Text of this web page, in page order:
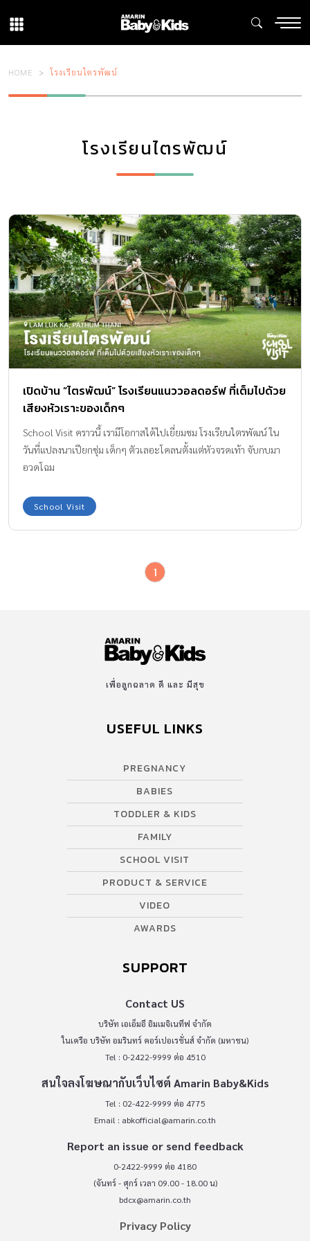
HOME โรงเรียนไตรพัฒน์
โรงเรียนไตรพัฒน์
เปิดบ้าน “ไตรพัฒน์” โรงเรียนแนววอลดอร์ฟ ที่เต็มไปด้วย
เสียงหัวเราะของเด็กๆ
School Visit คราวนี้ เรามีโอกาสได้ไปเยี่ยมชม โรงเรียนไตรพัฒน์ ใน
วันที่แปลงนาเปียกชุ่ม เด็กๆ ตัวเลอะโคลนตั้งแต่หัวจรดเท้า จับกบมา
อวดโฉม
School Visit
1
เพื่อลูกฉลาด ดี และ มีสุข
USEFUL LINKS
PREGNANCY
BABIES
TODDLER & KIDS
FAMILY
SCHOOL VISIT
PRODUCT & SERVICE
VIDEO
AWARDS
SUPPORT
Contact US
บริษัท เอเอ็มอี อิมเมจิเนทีฟ จำกัด
ในเครือ บริษัท อมรินทร์ คอร์เปอเรชั่นส์ จำกัด (มหาชน)
Tel : 0-2422-9999 ต่อ 4510
สนใจลงโฆษณากับเว็บไซต์ Amarin Baby&Kids
Tel : 02-422-9999 ต่อ 4775
Email : abkofficial@amarin.co.th
Report an issue or send feedback
0-2422-9999 ต่อ 4180
(จันทร์ - ศุกร์ เวลา 09.00 - 18.00 น)
bdcx@amarin.co.th
Privacy Policy